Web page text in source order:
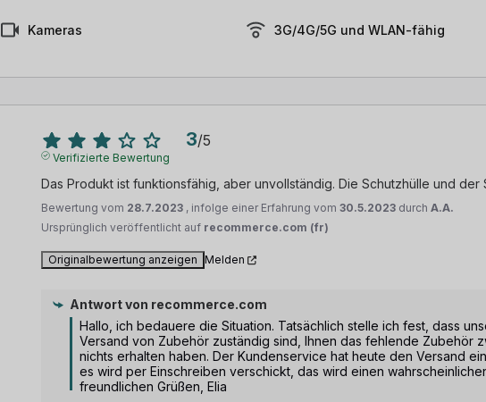
Kameras 3G/4G/5G und WLAN-fähig
3/5
Verifizierte Bewertung
Das Produkt ist funktionsfähig, aber unvollständig. Die Schutzhülle und der
Bewertung vom 28.7.2023 , infolge einer Erfahrung vom30.5.2023 durchA.A.
Ursprünglich veröffentlicht auf recommerce.com (fr)
Originalbewertung anzeigen Melden
Antwort von recommerce.com
Hallo, ich bedauere die Situation. Tatsächlich stelle ich fest, dass
Versand von Zubehör zuständig sind, Ihnen das fehlende Zubehör
nichts erhalten haben. Der Kundenservice hat heute den Versand
es wird per Einschreiben verschickt, das wird einen
freundlichen Grüßen, Elia